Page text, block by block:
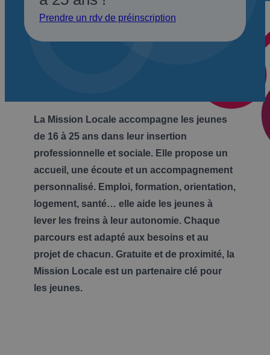
Prendre un rdv de préinscription
La Mission Locale accompagne les jeunes
de 16 à 25 ans dans leur insertion
professionnelle et sociale. Elle propose un
accueil, une écoute et un accompagnement
personnalisé. Emploi, formation, orientation,
logement, santé… elle aide les jeunes à
lever les freins à leur autonomie. Chaque
parcours est adapté aux besoins et au
projet de chacun. Gratuite et de proximité, la
Mission Locale est un partenaire clé pour
les jeunes.